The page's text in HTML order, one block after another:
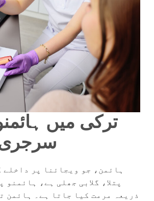
ترکی میں
ہائمن، جو ویجائنا پر داخلے
پتلا، گلابی جھلی ہے، ہائمنو
ذریعہ مرمت کیا جاتا ہے۔ ہائمن